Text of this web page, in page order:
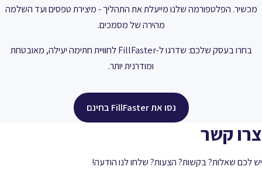
מכשיר. הפלטפורמה שלנו מייעלת את התהליך - מיצירת טפסים ועד השלמה
מהירה של מסמכים.
בחרו בעסק שלכם: שדרגו ל-FillFaster לחוויית חתימה יעילה, מאובטחת
ומודרנית יותר.
נסו את FillFaster בחינם
צרו קשר
יש לכם שאלות? בקשות? הצעות? שלחו לנו הודעה!